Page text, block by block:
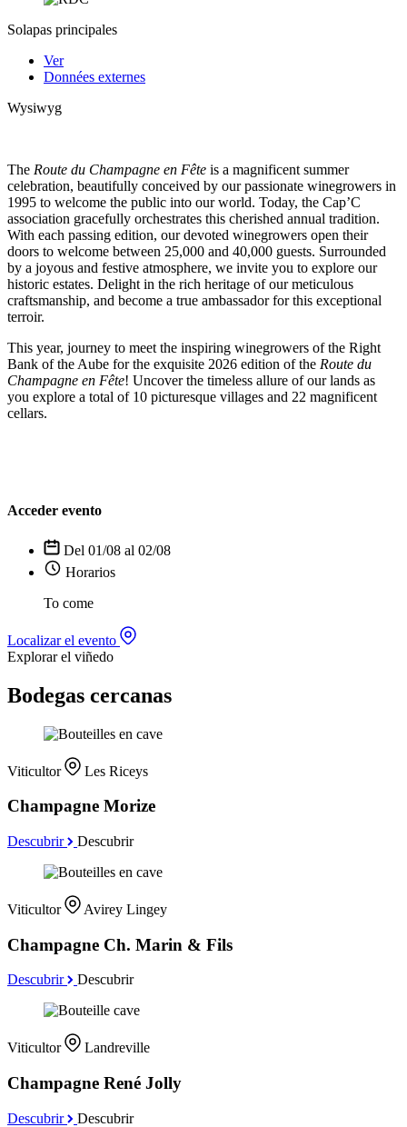
Solapas principales
Ver
Données externes
Wysiwyg
The Route du Champagne en Fête is a magnificent summer
celebration, beautifully conceived by our passionate winegrowers in
1995 to welcome the public into our world. Today, the Cap’C
association gracefully orchestrates this cherished annual tradition.
With each passing edition, our devoted winegrowers open their
doors to welcome between 25,000 and 40,000 guests. Surrounded
by a joyous and festive atmosphere, we invite you to explore our
historic estates. Delight in the rich heritage of our meticulous
craftsmanship, and become a true ambassador for this exceptional
terroir.
This year, journey to meet the inspiring winegrowers of the Right
Bank of the Aube for the exquisite 2026 edition of the Route du
Champagne en Fête! Uncover the timeless allure of our lands as
you explore a total of 10 picturesque villages and 22 magnificent
cellars.
Acceder evento
Del 01/08 al 02/08
Horarios
To come
Localizar el evento
Explorar el viñedo
Bodegas cercanas
Viticultor Les Riceys
Champagne Morize
Descubrir Descubrir
Viticultor Avirey Lingey
Champagne Ch. Marin & Fils
Descubrir Descubrir
Viticultor Landreville
Champagne René Jolly
Descubrir Descubrir